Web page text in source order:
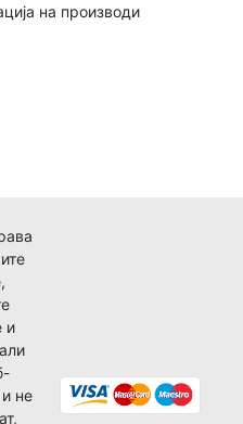
на производи
и
не